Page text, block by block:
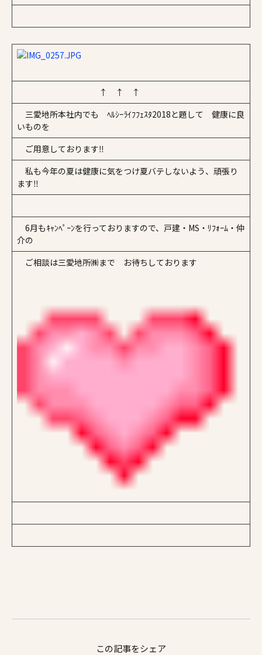
↑ ↑ ↑
三愛地所本社内でも ﾍﾙｼｰﾗｲﾌﾌｪｽﾀ2018と題して 健康に良
いものを
ご用意しております‼
私も今年の夏は健康に気をつけ夏バテしないよう、頑張り
ます‼
6月もｷｬﾝﾍﾟｰﾝを行っておりますので、戸建・MS・ﾘﾌｫｰﾑ・仲
介の
ご相談は三愛地所㈱まで お待ちしております
この記事をシェア